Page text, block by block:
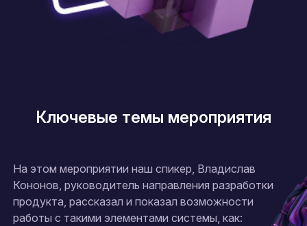
Ключевые темы мероприятия
На этом мероприятии наш спикер, Владислав
Кононов, руководитель направления разработки
продукта, рассказал и показал возможности
работы с такими элементами системы, как: